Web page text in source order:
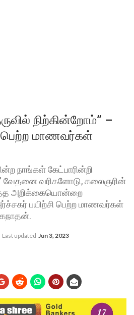
நிற்கின்றோம்” –
பெற்ற மாணவர்கள்
நாங்கள் கேட்பாரின்றி
வேதனை வரிகளோடு, கலைஞரின்
அறிக்கையொன்றை
பயிற்சி பெற்ற மாணவர்கள்
Last updated Jun 3, 2023